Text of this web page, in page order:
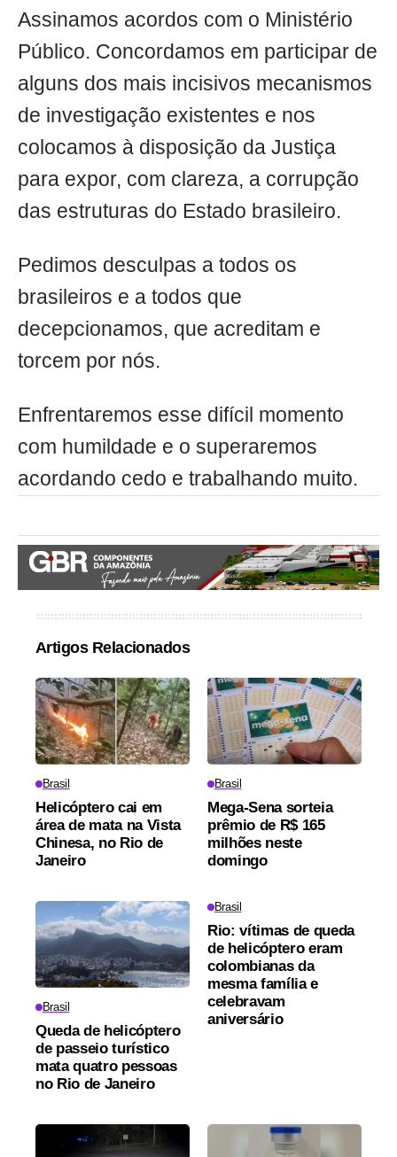
Assinamos acordos com o Ministério
Público. Concordamos em participar de
alguns dos mais incisivos mecanismos
de investigação existentes e nos
colocamos à disposição da Justiça
para expor, com clareza, a corrupção
das estruturas do Estado brasileiro.
Pedimos desculpas a todos os
brasileiros e a todos que
decepcionamos, que acreditam e
torcem por nós.
Enfrentaremos esse difícil momento
com humildade e o superaremos
acordando cedo e trabalhando muito.
Artigos Relacionados
Brasil
Helicóptero cai em
área de mata na Vista
Chinesa, no Rio de
Janeiro
Brasil
Mega-Sena sorteia
prêmio de R$ 165
milhões neste
domingo
Brasil
Queda de helicóptero
de passeio turístico
mata quatro pessoas
no Rio de Janeiro
Brasil
Rio: vítimas de queda
de helicóptero eram
colombianas da
mesma família e
celebravam
aniversário